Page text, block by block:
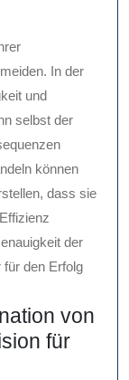
In der
und
selbst der
können
dass sie
der
den Erfolg
von
für